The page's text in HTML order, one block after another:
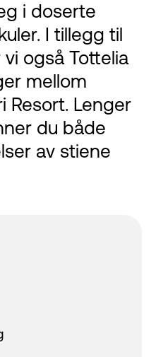
i doserte
I tillegg til
også Tottelia
mellom
Resort. Lenger
du både
av stiene